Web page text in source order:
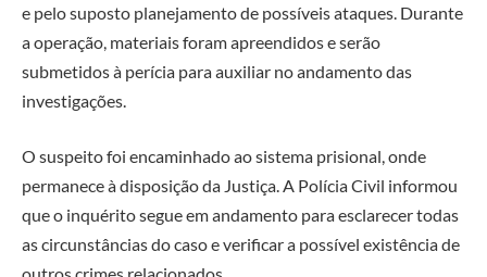
e pelo suposto planejamento de possíveis ataques. Durante
a operação, materiais foram apreendidos e serão
submetidos à perícia para auxiliar no andamento das
investigações.
O suspeito foi encaminhado ao sistema prisional, onde
permanece à disposição da Justiça. A Polícia Civil informou
que o inquérito segue em andamento para esclarecer todas
as circunstâncias do caso e verificar a possível existência de